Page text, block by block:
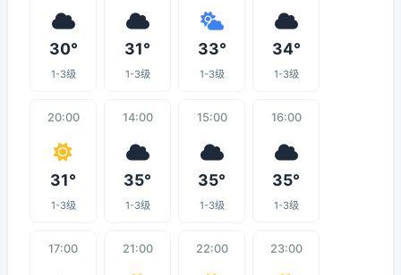
30°
1-3级
31°
1-3级
33°
1-3级
34°
1-3级
20:00
31°
1-3级
14:00
35°
1-3级
15:00
35°
1-3级
16:00
35°
1-3级
17:00 21:00 22:00 23:00